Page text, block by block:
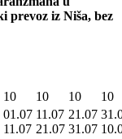
prevoz iz Niša, bez
10 10 10
10
01.07
11.07
11.07
21.07
21.07
31.07